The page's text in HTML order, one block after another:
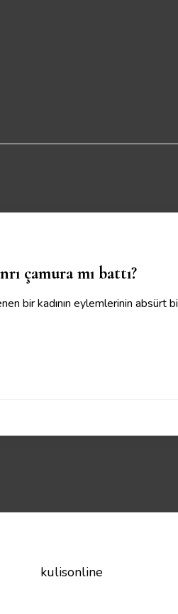
çamura mı battı?
bir kadının eylemlerinin absürt
kulisonline